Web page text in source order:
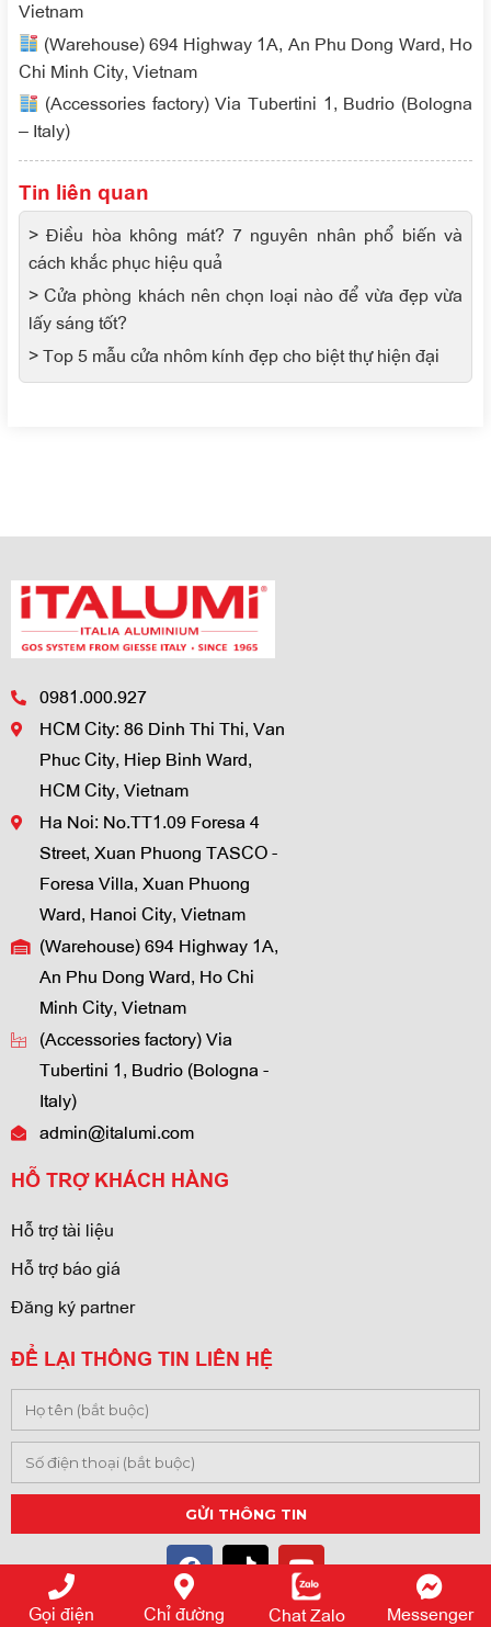
Vietnam
(Warehouse) 694 Highway 1A, An Phu Dong Ward, Ho
Chi Minh City, Vietnam
(Accessories factory) Via Tubertini 1, Budrio (Bologna
– Italy)
Tin liên quan
> Điều hòa không mát? 7 nguyên nhân phổ biến và
cách khắc phục hiệu quả
> Cửa phòng khách nên chọn loại nào để vừa đẹp vừa
lấy sáng tốt?
> Top 5 mẫu cửa nhôm kính đẹp cho biệt thự hiện đại
0981.000.927
HCM City: 86 Dinh Thi Thi, Van
Phuc City, Hiep Binh Ward,
HCM City, Vietnam
Ha Noi: No.TT1.09 Foresa 4
Street, Xuan Phuong TASCO -
Foresa Villa, Xuan Phuong
Ward, Hanoi City, Vietnam
(Warehouse) 694 Highway 1A,
An Phu Dong Ward, Ho Chi
Minh City, Vietnam
(Accessories factory) Via
Tubertini 1, Budrio (Bologna -
Italy)
admin@italumi.com
HỖ TRỢ KHÁCH HÀNG
Hỗ trợ tài liệu
Hỗ trợ báo giá
Đăng ký partner
ĐỂ LẠI THÔNG TIN LIÊN HỆ
Gọi điện Chỉ đường Chat Zalo Messenger